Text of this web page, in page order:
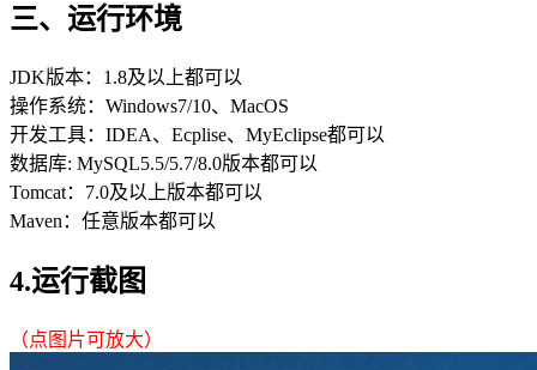
三、运行环境
JDK版本：1.8及以上都可以
操作系统：Windows7/10、MacOS
开发工具：IDEA、Ecplise、MyEclipse都可以
数据库: MySQL5.5/5.7/8.0版本都可以
Tomcat：7.0及以上版本都可以
Maven：任意版本都可以
4.运行截图
（点图片可放大）